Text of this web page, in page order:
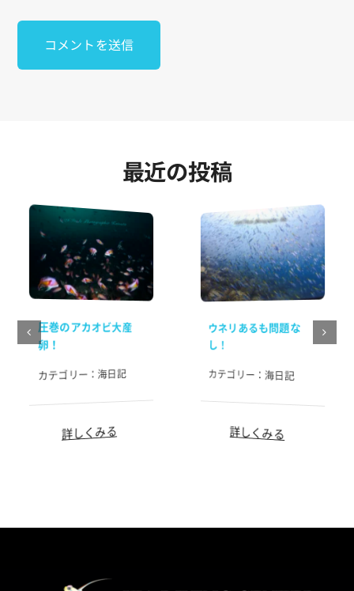
最近の投稿
圧巻のアカオビ大産
卵！
カテゴリー： 海日記
詳しくみる
ウネリあるも問題な
し！
カテゴリー：海日記
詳しくみる